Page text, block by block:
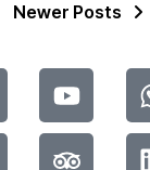
Newer Posts